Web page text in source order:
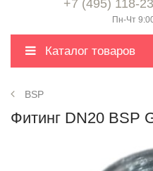
+7 (495) 118-
Пн-Чт
Каталог товаров
BSP
Фитинг DN20 BSP